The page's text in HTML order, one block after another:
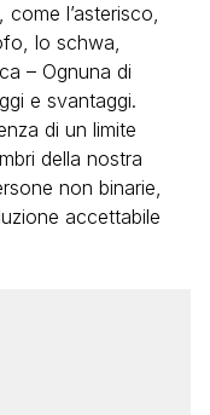
l’asterisco,
lo schwa,
– Ognuna di
e svantaggi.
di un limite
della nostra
non binarie,
accettabile